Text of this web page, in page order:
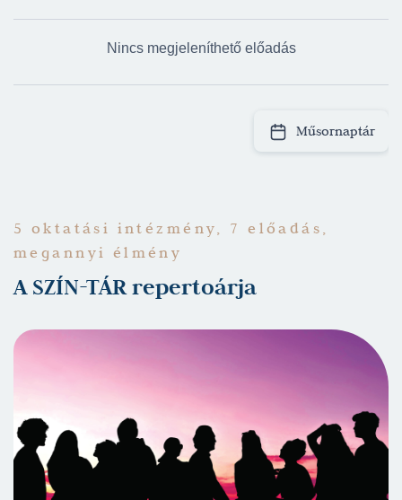
Nincs megjeleníthető előadás
Műsornaptár
5 oktatási intézmény, 7 előadás,
megannyi élmény
A SZÍN-TÁR repertoárja